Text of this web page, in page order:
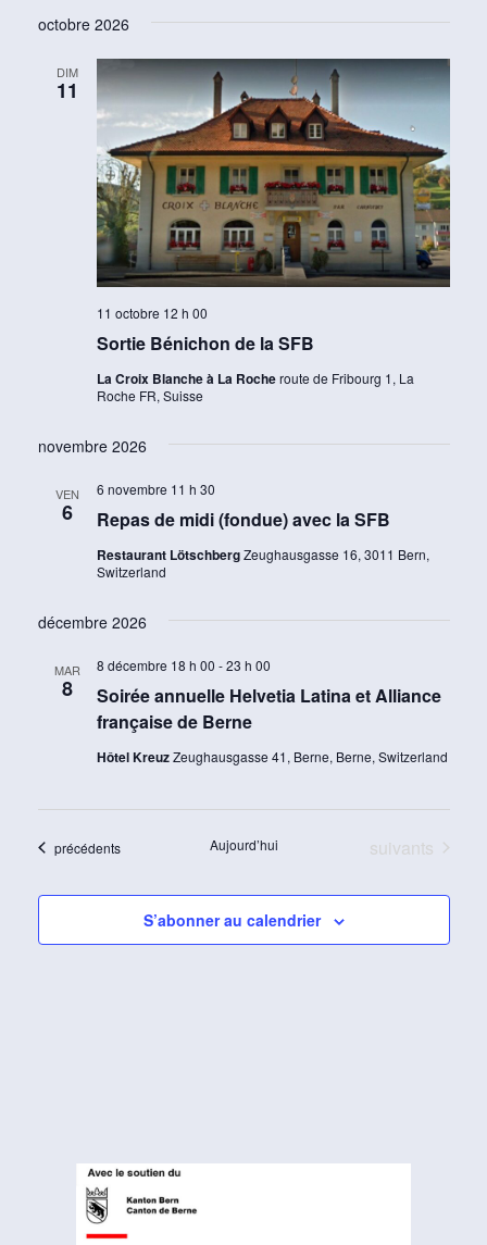
octobre 2026
DIM
11
Sortie Bénichon de la SFB
11 octobre 12 h 00
La Croix Blanche à La Rocheroute de Fribourg 1, La
Roche FR, Suisse
novembre 2026
VEN
6 Repas de midi (fondue) avec la SFB
6 novembre 11 h 30
Restaurant LötschbergZeughausgasse 16, 3011 Bern,
Switzerland
décembre 2026
MAR
8
Soirée annuelle Helvetia Latina et Alliance
française de Berne
8 décembre 18 h 00 -23 h 00
Hôtel KreuzZeughausgasse 41, Berne, Berne, Switzerland
Évènements
précédents Aujourd’hui Évènements
suivants
S’abonner au calendrier